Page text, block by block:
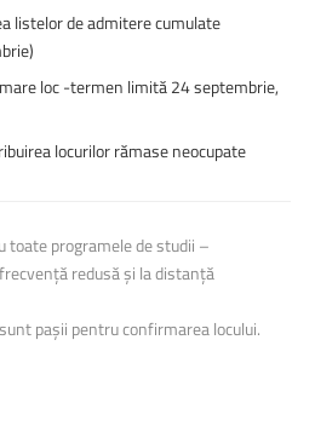
listelor de admitere cumulate
loc -termen limită 24 septembrie,
locurilor rămase neocupate
toate programele de studii –
redusă și la distanță
pașii pentru confirmarea locului.